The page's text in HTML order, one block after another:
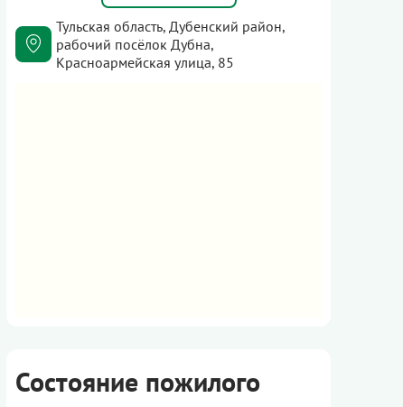
Тульская область, Дубенский район,
рабочий посёлок Дубна,
Красноармейская улица, 85
Состояние пожилого